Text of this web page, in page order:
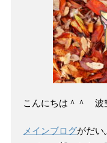
こんにちは＾＾ 波
メインブログがだい